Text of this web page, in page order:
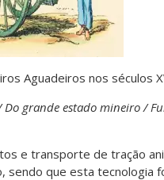
Aguadeiros nos séculos
Do grande estado mineiro /
e transporte de tração
sendo que esta tecnologia